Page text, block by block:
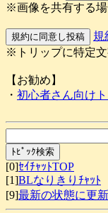
※画像を共有する
規
※トリップに特定
【お勧め】
・ 初心者さん向け
[0]ｾｲﾁｬｯﾄTOP
[1]BLなりきりﾁｬｯﾄ
[9]最新の状態に更新